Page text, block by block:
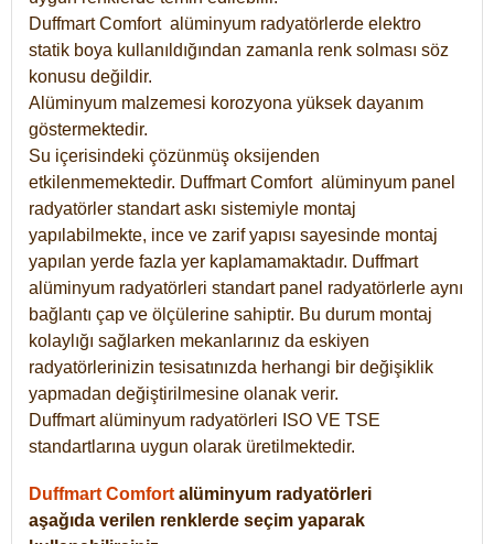
DuffmartComfort alüminyum radyatörlerde elektro
statik boya kullanıldığından zamanla renk solması söz
konusu değildir.
Alüminyum malzemesi korozyona yüksek dayanım
göstermektedir.
Su içerisindeki çözünmüş oksijenden
etkilenmemektedir. DuffmartComfort alüminyum panel
radyatörler standart askı sistemiyle montaj
yapılabilmekte, ince ve zarif yapısı sayesinde montaj
yapılan yerde fazla yer kaplamamaktadır. Duffmart
alüminyum radyatörleri standart panel radyatörlerle aynı
bağlantı çap ve ölçülerine sahiptir. Bu durum montaj
kolaylığı sağlarken mekanlarınız da eskiyen
radyatörlerinizin tesisatınızda herhangi bir değişiklik
yapmadan değiştirilmesine olanak verir.
Duffmart alüminyum radyatörleri ISO VE TSE
standartlarına uygun olarak üretilmektedir.
Duffmart Comfort alüminyum radyatörleri
aşağıda verilen renklerde seçim yaparak